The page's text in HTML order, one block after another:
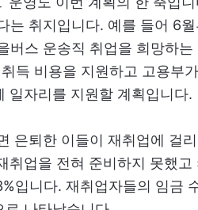
는 취지입니다. 예를 들어 6
버스 운송직 취업을 희망하
득 비용을 지원하고 고용부
일자리를 지원할 계획입니다.
은퇴한 이들이 재취업에 걸
취업을 전혀 준비하지 못했
입니다. 재취업자들의 임금